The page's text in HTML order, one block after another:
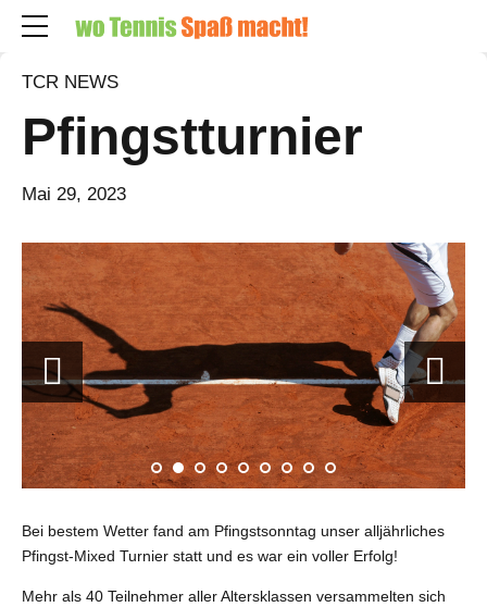
TCR NEWS
Pfingstturnier
Mai 29, 2023
Bei bestem Wetter fand am Pfingstsonntag unser alljährliches
Pfingst-Mixed Turnier statt und es war ein voller Erfolg!
Mehr als 40 Teilnehmer aller Altersklassen versammelten sich